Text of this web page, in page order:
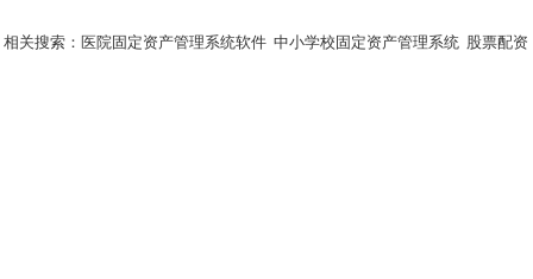
相关搜索： 医院固定资产管理系统软件 中小学校固定资产管理系统 股票配资